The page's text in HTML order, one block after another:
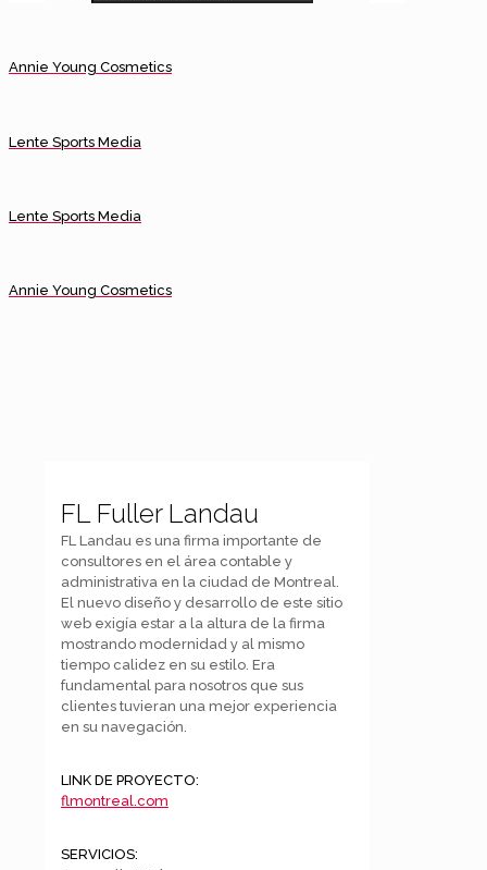
Annie Young Cosmetics
Lente Sports Media
Lente Sports Media
Annie Young Cosmetics
FL Fuller Landau
FL Landau es una firma importante de
consultores en el área contable y
administrativa en la ciudad de Montreal.
El nuevo diseño y desarrollo de este sitio
web exigía estar a la altura de la firma
mostrando modernidad y al mismo
tiempo calidez en su estilo. Era
fundamental para nosotros que sus
clientes tuvieran una mejor experiencia
en su navegación.
LINK DE PROYECTO:
flmontreal.com
SERVICIOS: